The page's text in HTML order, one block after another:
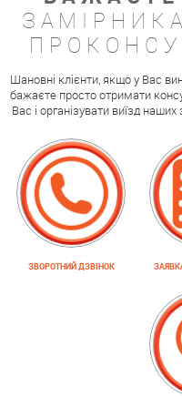
Шановні клієнти, якщо у Вас
бажаєте просто отримати
Вас і організувати виїзд
ЗВОРОТНИЙ ДЗВІНОК